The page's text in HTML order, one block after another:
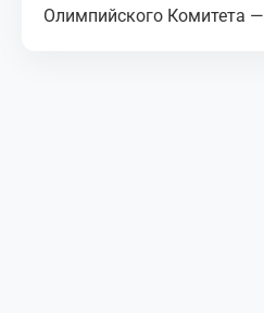
Олимпийского Комитета —